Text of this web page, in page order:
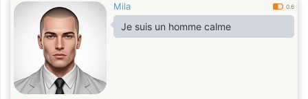
Mila 0.6
Je suis un homme calme